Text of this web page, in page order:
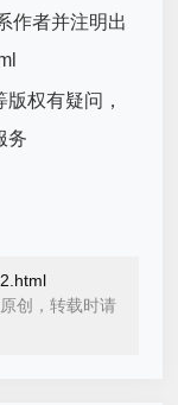
作者并注明出
权有疑问，
务
创，转载时请